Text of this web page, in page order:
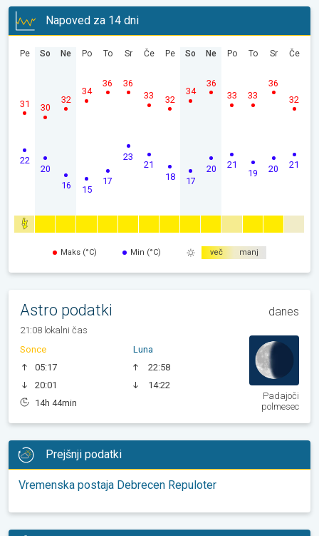
Napoved za 14 dni
Pe
22
31
So
20
30
Ne
16
32
Po
15
34
To
17
36
Sr
23
36
Če
21
33
Pe
18
32
So
17
34
Ne
20
36
Po
21
33
To
19
33
Sr
20
36
Če
21
32
Maks (°C) Min (°C) več manj
Astro podatki danes
21:08 lokalni čas
Sonce
05:17
20:01
14h 44min
Luna
22:58
14:22
Padajoči
polmesec
Prejšnji podatki
Vremenska postaja Debrecen Repuloter